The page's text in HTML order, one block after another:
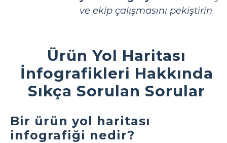
ve ekip çalışmasını pekiştirin.
Ürün Yol Haritası
İnfografikleri Hakkında
Sıkça Sorulan Sorular
Bir ürün yol haritası
infografiği nedir?